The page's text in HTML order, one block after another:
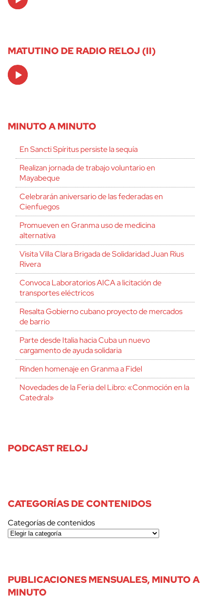
Player
MATUTINO DE RADIO RELOJ (II)
Audio
Player
MINUTO A MINUTO
En Sancti Spíritus persiste la sequía
Realizan jornada de trabajo voluntario en
Mayabeque
Celebrarán aniversario de las federadas en
Cienfuegos
Promueven en Granma uso de medicina
alternativa
Visita Villa Clara Brigada de Solidaridad Juan Rius
Rivera
Convoca Laboratorios AICA a licitación de
transportes eléctricos
Resalta Gobierno cubano proyecto de mercados
de barrio
Parte desde Italia hacia Cuba un nuevo
cargamento de ayuda solidaria
Rinden homenaje en Granma a Fidel
Novedades de la Feria del Libro: «Conmoción en la
Catedral»
PODCAST RELOJ
CATEGORÍAS DE CONTENIDOS
Categorías de contenidos
PUBLICACIONES MENSUALES, MINUTO A
MINUTO